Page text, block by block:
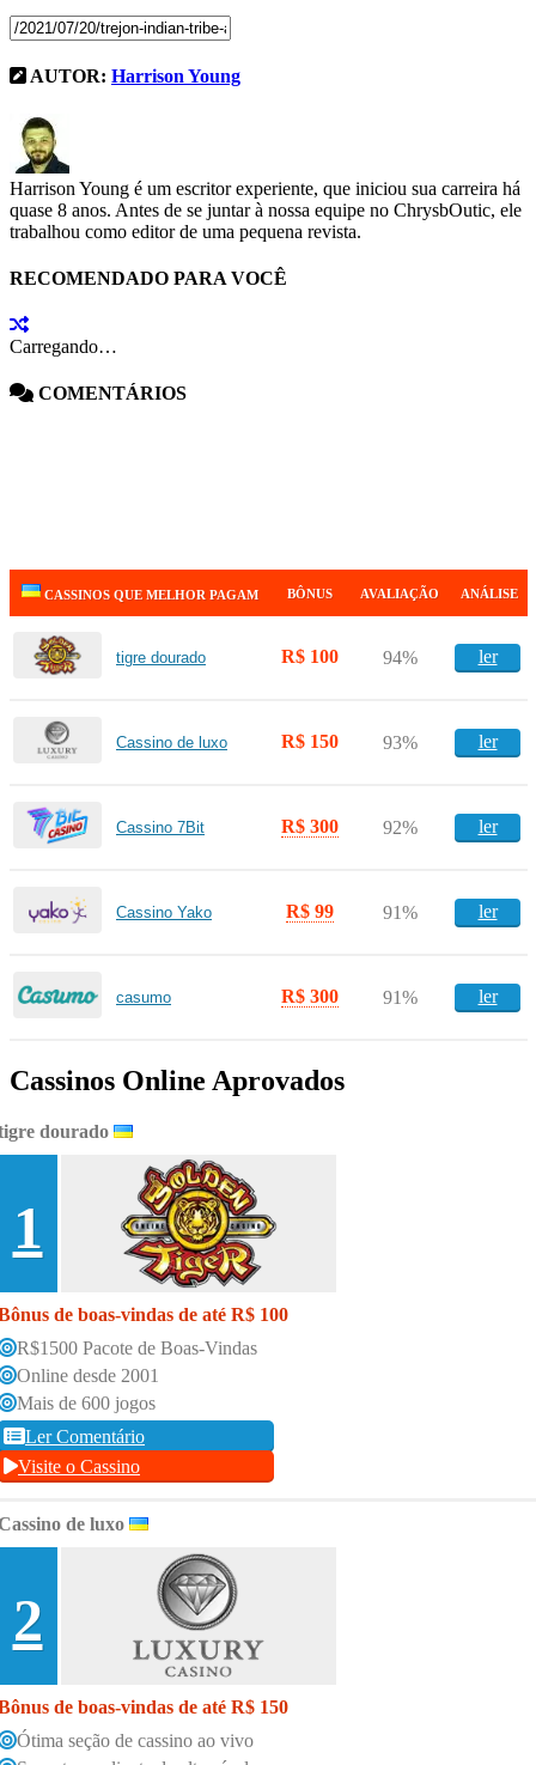
AUTOR: Harrison Young
Harrison Young é um escritor experiente, que iniciou sua carreira há
quase 8 anos. Antes de se juntar à nossa equipe no ChrysbOutic, ele
trabalhou como editor de uma pequena revista.
RECOMENDADO PARA VOCÊ
Carregando…
COMENTÁRIOS
CASSINOS QUE MELHOR PAGAM BÔNUS AVALIAÇÃO ANÁLISE
tigre dourado R$ 100 94% ler
Cassino de luxo R$ 150 93% ler
Cassino 7Bit R$ 300 92% ler
Cassino Yako R$ 99 91% ler
casumo R$ 300 91% ler
Cassinos Online Aprovados
dourado
1
de boas-vindas de até R$ 100
R$1500 Pacote de Boas-Vindas
Online desde 2001
Mais de 600 jogos
Ler Comentário
Visite o Cassino
de luxo
2
de boas-vindas de até R$ 150
Ótima seção de cassino ao vivo